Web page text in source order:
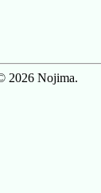
2026 Nojima.